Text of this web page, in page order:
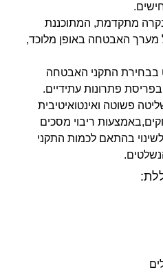
מתקדמת, המתוכננת
מערך האבטחה באופן מלוכד,
בבחירת התקני האבטחה
פתרונות עתידיים.
פשוטה ואינטואיטיבית
ריבוי מסכים
בהתאם לכמות התקני